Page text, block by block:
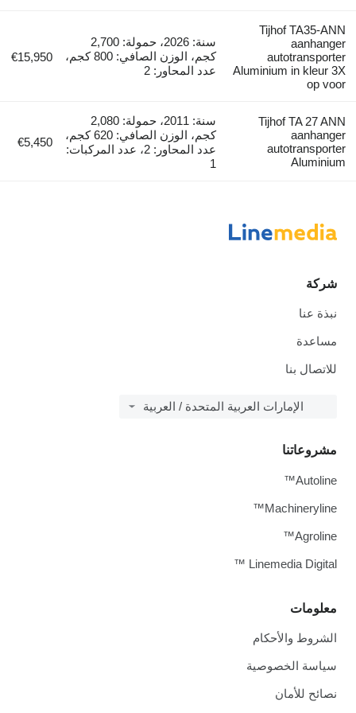
Tijhof TA35-ANN
aanhanger
autotransporter
Aluminium in kleur 3X
op voor
سنة: 2026، حمولة: 2,700
كجم، الوزن الصافي: 800 كجم،
عدد المحاور: 2
€15,950
Tijhof TA 27 ANN
aanhanger
autotransporter
Aluminium
سنة: 2011، حمولة: 2,080
كجم، الوزن الصافي: 620 كجم،
عدد المحاور: 2، عدد المركبات:
1
€5,450
شركة
نبذة عنا
مساعدة
للاتصال بنا
الإمارات العربية المتحدة / العربية
معلومات
الشروط والأحكام
سياسة الخصوصية
نصائح للأمان
مشروعاتنا
Autoline™
Machineryline™
Agroline™
Linemedia Digital ™